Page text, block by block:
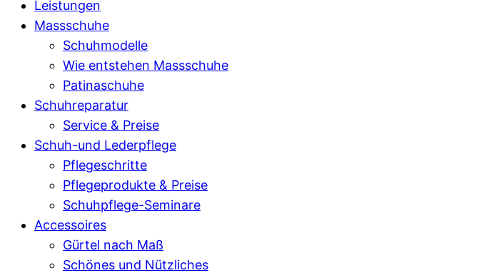
Leistungen
Massschuhe
Schuhmodelle
Wie entstehen Massschuhe
Patinaschuhe
Schuhreparatur
Service & Preise
Schuh-und Lederpflege
Pflegeschritte
Pflegeprodukte & Preise
Schuhpflege-Seminare
Accessoires
Gürtel nach Maß
Schönes und Nützliches